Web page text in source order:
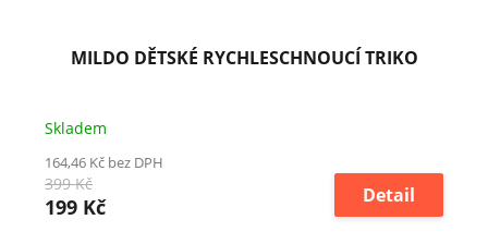
MILDO DĚTSKÉ RYCHLESCHNOUCÍ TRIKO
Skladem
164,46 Kč bez DPH
399 Kč
199 Kč Detail